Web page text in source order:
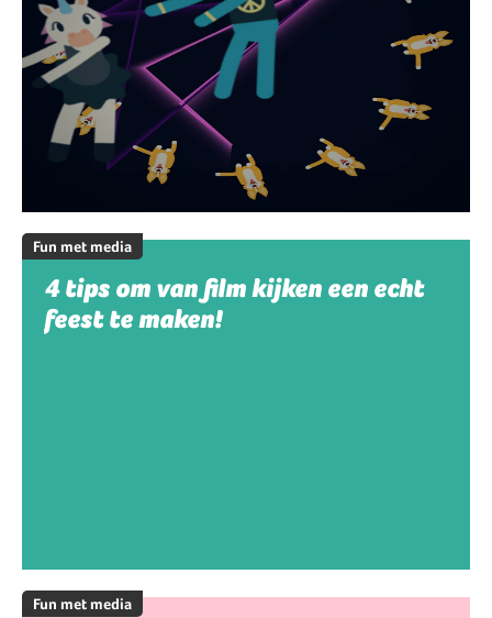
Fun met media
4 tips om van film kijken een echt
feest te maken!
Fun met media